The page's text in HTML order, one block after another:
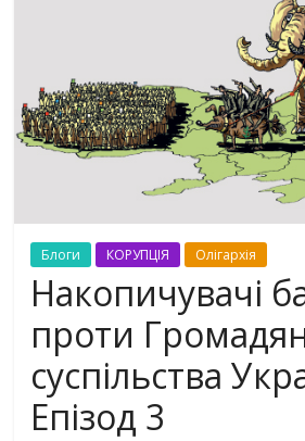
Блоги КОРУПЦІЯ Олігархія
Накопичувачі
проти
суспільства
Епізод 3